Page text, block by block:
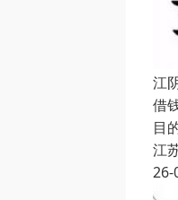
江
借
目
江
26-